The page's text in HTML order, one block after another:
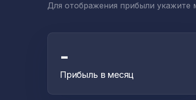
Для отображения прибыли укажите
-
Прибыль в месяц